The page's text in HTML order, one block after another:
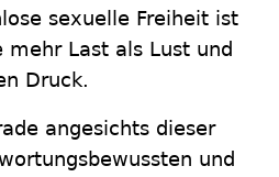
sexuelle Freiheit ist
mehr Last als Lust und
Druck.
angesichts dieser
und